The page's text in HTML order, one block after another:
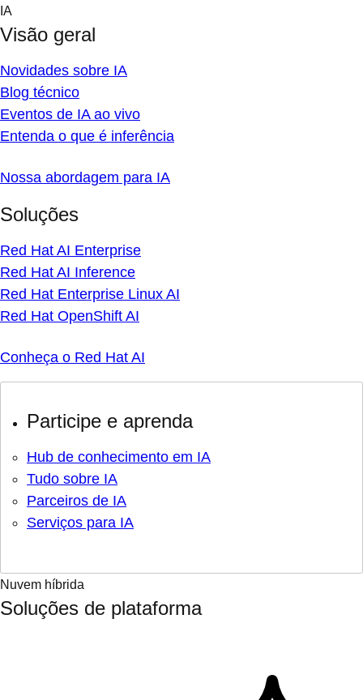
Skip
content
IA
Visão geral
Novidades sobre IA
Blog técnico
Eventos de IA ao vivo
Entenda o que é inferência
Nossa abordagem para IA
Soluções
Red Hat AI Enterprise
Red Hat AI Inference
Red Hat Enterprise Linux AI
Red Hat OpenShift AI
Conheça o Red Hat AI
Participe e aprenda
Hub de conhecimento em IA
Tudo sobre IA
Parceiros de IA
Serviços para IA
Nuvem híbrida
Soluções de plataforma